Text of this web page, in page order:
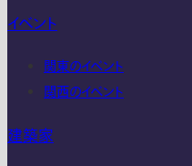
イベント
関東のイベント
関西のイベント
建築家